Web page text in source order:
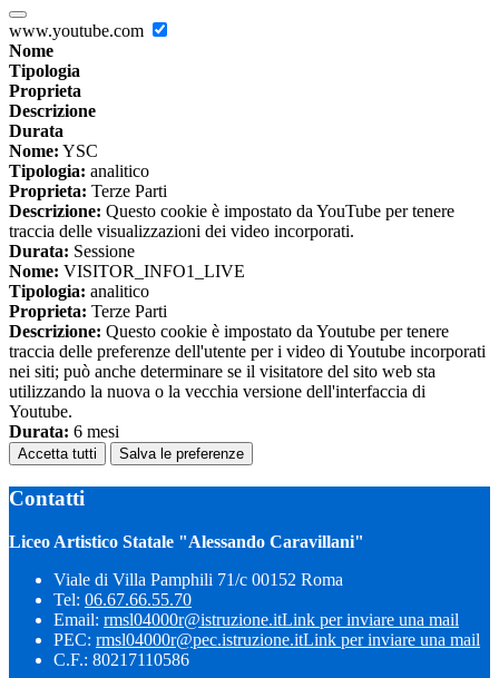
www.youtube.com
Nome
Tipologia
Proprieta
Descrizione
Durata
Nome: YSC
Tipologia: analitico
Proprieta: Terze Parti
Descrizione: Questo cookie è impostato da YouTube per tenere
traccia delle visualizzazioni dei video incorporati.
Durata: Sessione
Nome: VISITOR_INFO1_LIVE
Tipologia: analitico
Proprieta: Terze Parti
Descrizione: Questo cookie è impostato da Youtube per tenere
traccia delle preferenze dell'utente per i video di Youtube incorporati
nei siti; può anche determinare se il visitatore del sito web sta
utilizzando la nuova o la vecchia versione dell'interfaccia di
Youtube.
Durata: 6 mesi
Accetta tutti Salva le preferenze
Contatti
Liceo Artistico Statale "Alessando Caravillani"
Viale di Villa Pamphili 71/c 00152 Roma
Tel: 06.67.66.55.70
Email: rmsl04000r@istruzione.itLink per inviare una mail
PEC: rmsl04000r@pec.istruzione.itLink per inviare una mail
C.F.: 80217110586